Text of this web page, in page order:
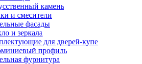
камень
и смесители
фасады
и зеркала
для дверей-купе
профиль
фурнитура